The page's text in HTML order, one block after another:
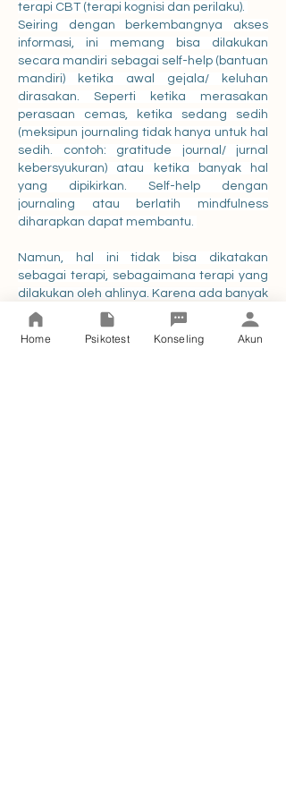
terapi CBT (terapi kognisi dan perilaku).
Seiring dengan berkembangnya akses
informasi, ini memang bisa dilakukan
secara mandiri sebagai self-help (bantuan
mandiri) ketika awal gejala/ keluhan
dirasakan. Seperti ketika merasakan
perasaan cemas, ketika sedang sedih
(meksipun journaling tidak hanya untuk hal
sedih. contoh: gratitude journal/ jurnal
kebersyukuran) atau ketika banyak hal
yang dipikirkan. Self-help dengan
journaling atau berlatih mindfulness
diharapkan dapat membantu.
Namun, hal ini tidak bisa dikatakan
sebagai terapi, sebagaimana terapi yang
dilakukan oleh ahlinya. Karena ada banyak
faktor yang mempengaruhi keberhasilan
dan keefektifan suatu metode/teknik
treatment terapi, dan ketepatan
Home Psikotest Konseling Akun